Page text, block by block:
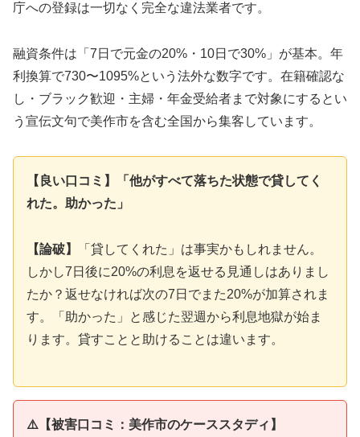
庁への登録は一切なく完全な違法業者です。
融資条件は「7日で元金の20%・10日で30%」が基本。年
利換算で730〜1095%という法外な数字です。在籍確認な
し・ブラック歓迎・主婦・年金受給者まで対象にするとい
う宣伝文句で美作市を含む全国から集客しています。
【良い口コミ】「他がすべて落ちた状態で貸してく
れた。助かった」
【論破】
「貸してくれた」は事実かもしれません。
しかし7日後に20%の利息を返せる見通しはありまし
たか？返せなければ次の7日でまた20%が加算されま
す。「助かった」と感じた翌週から利息地獄が始ま
ります。貸すことと助けることは違います。
⚠️【被害口コミ：美作市のケーススタディ】